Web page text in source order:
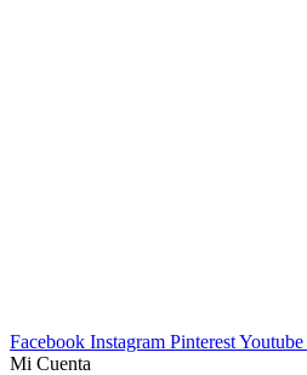
Facebook Instagram PinterestYoutube
Mi Cuenta